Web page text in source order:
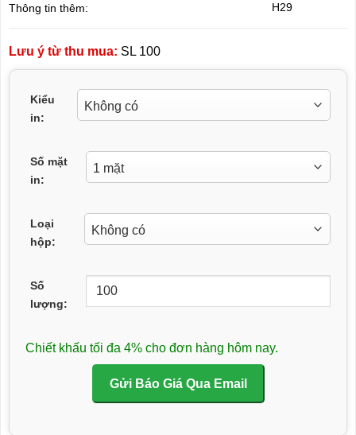
Thông tin thêm: H29
Lưu ý từ thu mua: SL 100
Kiểu
in:
Số mặt
in:
Loại
hộp:
Số
lượng:
Chiết khấu tối đa 4% cho đơn hàng hôm nay.
Gửi Báo Giá Qua Email